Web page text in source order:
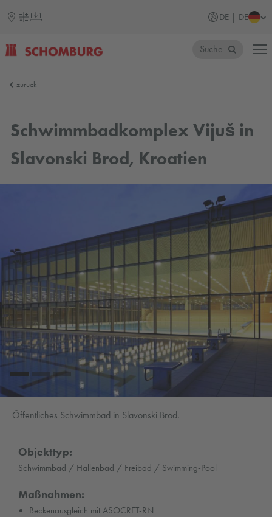
DE | DE
Suche
zurück
Schwimmbadkomplex Vijuš in
Slavonski Brod, Kroatien
Öffentliches Schwimmbad in Slavonski Brod.
Objekttyp:
Schwimmbad / Hallenbad / Freibad / Swimming-Pool
Maßnahmen:
Beckenausgleich mit ASOCRET-RN